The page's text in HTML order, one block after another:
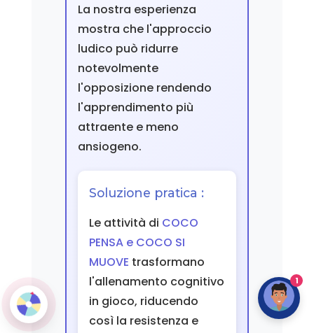
La nostra esperienza
mostra che l'approccio
ludico può ridurre
notevolmente
l'opposizione rendendo
l'apprendimento più
attraente e meno
ansiogeno.
Soluzione pratica :
Le attività di COCO
PENSA e COCO SI
MUOVE trasformano
l'allenamento cognitivo
in gioco, riducendo
così la resistenza e
1